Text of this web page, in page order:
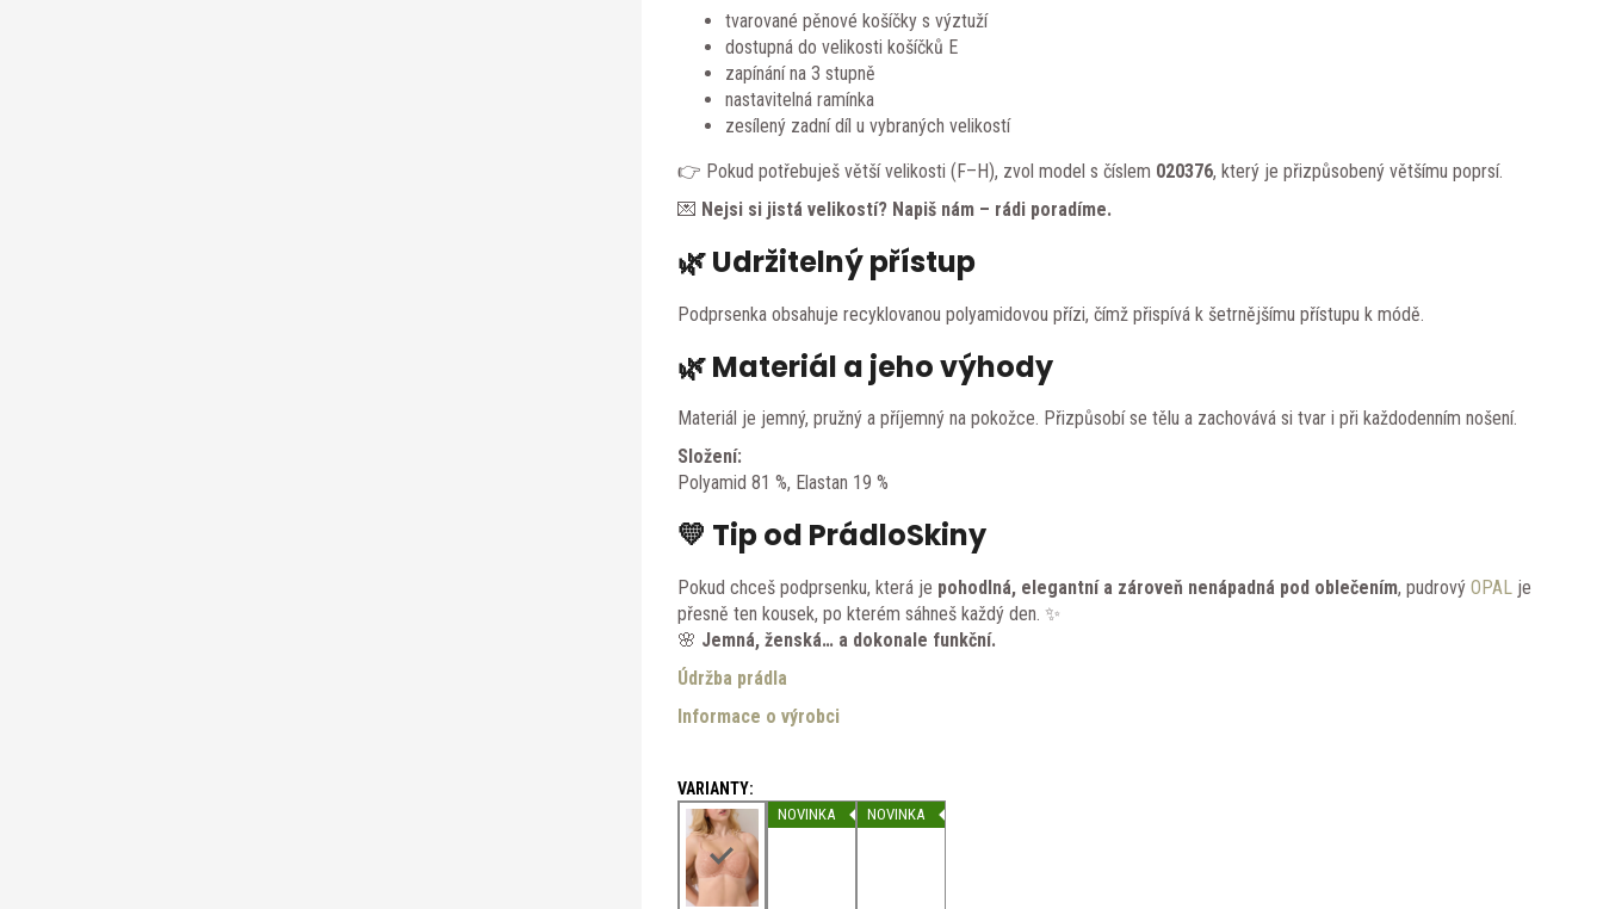
NOVINKA NOVINKA
tvarované pěnové košíčky s výztuží
dostupná do velikosti košíčků E
zapínání na 3 stupně
nastavitelná ramínka
zesílený zadní díl u vybraných velikostí
👉 Pokud potřebuješ větší velikosti (F–H), zvol model s číslem 020376, který je přizpůsobený většímu poprsí.
💌 Nejsi si jistá velikostí? Napiš nám – rádi poradíme.
🌿 Udržitelný přístup
Podprsenka obsahuje recyklovanou polyamidovou přízi, čímž přispívá k šetrnějšímu přístupu k módě.
🌿 Materiál a jeho výhody
Materiál je jemný, pružný a příjemný na pokožce. Přizpůsobí se tělu a zachovává si tvar i při každodenním nošení.
Složení:
Polyamid 81 %, Elastan 19 %
💛 Tip od PrádloSkiny
Pokud chceš podprsenku, která je pohodlná, elegantní a zároveň nenápadná pod oblečením, pudrový OPAL je
přesně ten kousek, po kterém sáhneš každý den. ✨
🌸 Jemná, ženská… a dokonale funkční.
Údržba prádla
Informace o výrobci